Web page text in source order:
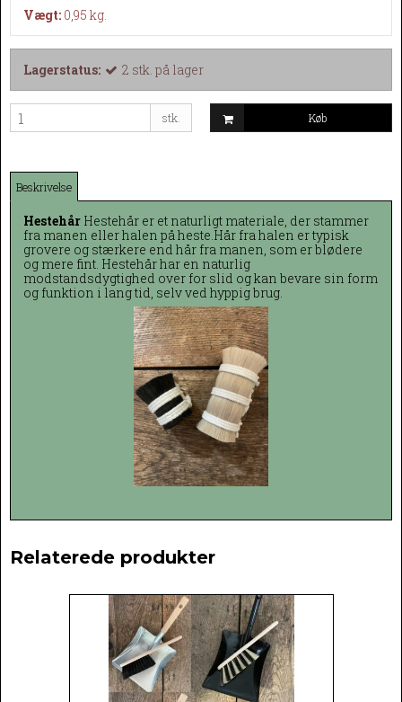
Vægt: 0,95 kg.
Lagerstatus: 2 stk. på lager
stk. Køb
Beskrivelse
Hestehår Hestehår er et naturligt materiale, der stammer
fra manen eller halen på heste.Hår fra halen er typisk
grovere og stærkere end hår fra manen, som er blødere
og mere fint. Hestehår har en naturlig
modstandsdygtighed over for slid og kan bevare sin form
og funktion i lang tid, selv ved hyppig brug.
Relaterede produkter